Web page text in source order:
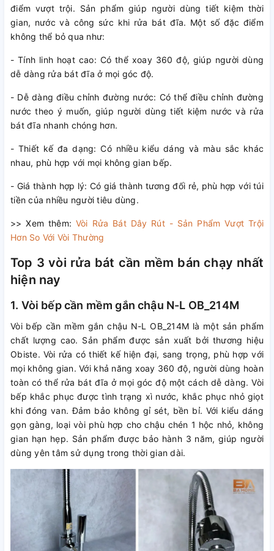
điểm vượt trội. Sản phẩm giúp người dùng tiết kiệm thời
gian, nước và công sức khi rửa bát đĩa. Một số đặc điểm
không thể bỏ qua như:
- Tính linh hoạt cao: Có thể xoay 360 độ, giúp người dùng
dễ dàng rửa bát đĩa ở mọi góc độ.
- Dễ dàng điều chỉnh đường nước: Có thể điều chỉnh đường
nước theo ý muốn, giúp người dùng tiết kiệm nước và rửa
bát đĩa nhanh chóng hơn.
- Thiết kế đa dạng: Có nhiều kiểu dáng và màu sắc khác
nhau, phù hợp với mọi không gian bếp.
- Giá thành hợp lý: Có giá thành tương đối rẻ, phù hợp với túi
tiền của nhiều người tiêu dùng.
>> Xem thêm: Vòi Rửa Bát Dây Rút - Sản Phẩm Vượt Trội
Hơn So Với Vòi Thường
Top 3 vòi rửa bát cần mềm bán chạy nhất
hiện nay
1. Vòi bếp cần mềm gắn chậu N-L OB_214M
Vòi bếp cần mềm gắn chậu N-L OB_214M là một sản phẩm
chất lượng cao. Sản phẩm được sản xuất bởi thương hiệu
Obiste. Vòi rửa có thiết kế hiện đại, sang trọng, phù hợp với
mọi không gian. Với khả năng xoay 360 độ, người dùng hoàn
toàn có thể rửa bát đĩa ở mọi góc độ một cách dễ dàng. Vòi
bếp khắc phục được tình trạng xì nước, khắc phục nhỏ giọt
khi đóng van. Đảm bảo không gỉ sét, bền bỉ. Với kiểu dáng
gọn gàng, loại vòi phù hợp cho chậu chén 1 hộc nhỏ, không
gian hạn hẹp. Sản phẩm được bảo hành 3 năm, giúp người
dùng yên tâm sử dụng trong thời gian dài.